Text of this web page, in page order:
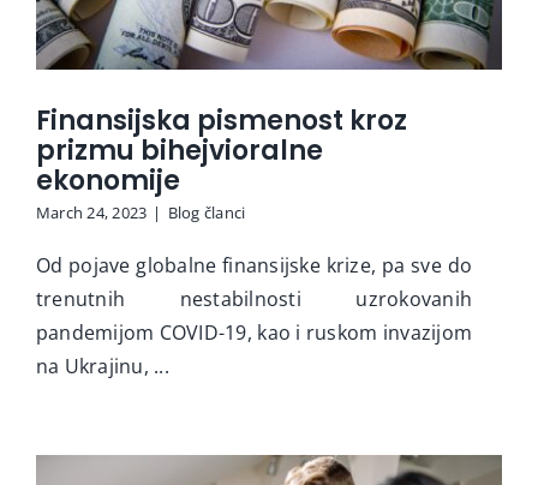
Finansijska pismenost kroz
prizmu bihejvioralne
ekonomije
March 24, 2023 | Blog članci
Od pojave globalne finansijske krize, pa sve do
trenutnih nestabilnosti uzrokovanih
pandemijom COVID-19, kao i ruskom invazijom
na Ukrajinu, ...